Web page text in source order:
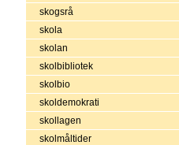
skogsrå
skola
skolan
skolbibliotek
skolbio
skoldemokrati
skollagen
skolmåltider